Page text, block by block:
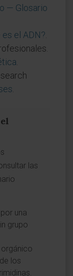
— Glosario
es el ADN?
las
una
grupo
los